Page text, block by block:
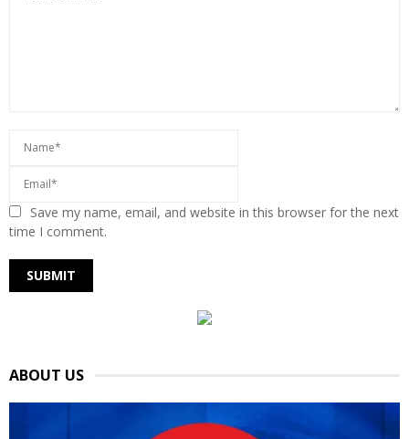
Save my name, email, and website in this browser for the next
time I comment.
ABOUT US